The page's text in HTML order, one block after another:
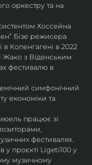
оркестру та на
Хоссейна
Бізе режисера
в Копенгагені в 2022
Жако з Віденським
фестивалю в
симфонічний
економіки та
працює зі
фестивалях.
у проєкті Ligeti100 у
музичному